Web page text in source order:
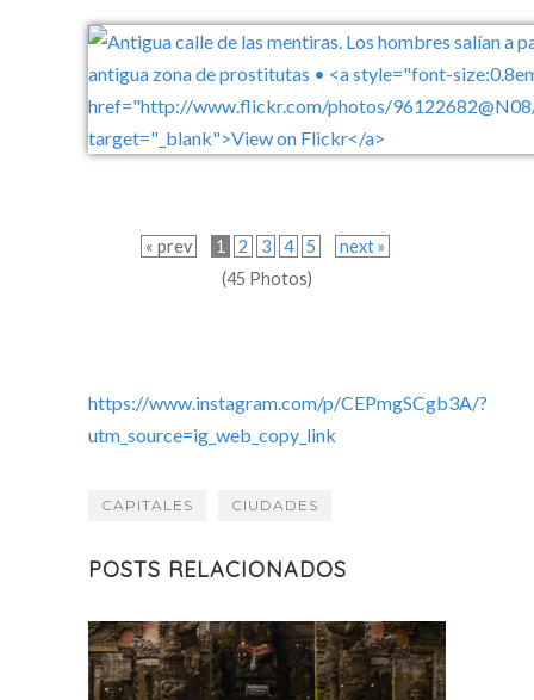
« prev 1 2 3 4 5
next »
(45 Photos)
https://www.instagram.com/p/CEPmgSCgb3A/?
utm_source=ig_web_copy_link
CAPITALES CIUDADES
POSTS RELACIONADOS